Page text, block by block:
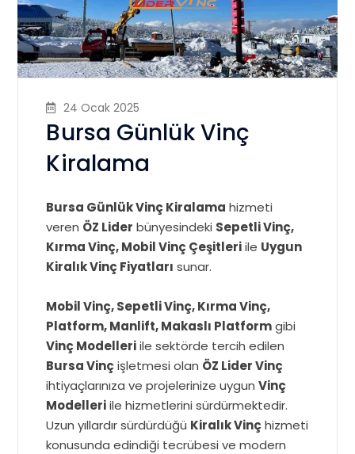
24 Ocak 2025
Bursa Günlük Vinç
Kiralama
Bursa Günlük Vinç Kiralama hizmeti
veren ÖZ Lider bünyesindeki Sepetli Vinç,
Kırma Vinç, Mobil Vinç Çeşitleriile Uygun
Kiralık Vinç Fiyatları sunar.
Mobil Vinç, Sepetli Vinç, Kırma Vinç,
Platform, Manlift, Makaslı Platformgibi
Vinç Modelleriile sektörde tercih edilen
Bursa Vinçişletmesi olan ÖZ Lider Vinç
ihtiyaçlarınıza ve projelerinize uygunVinç
Modelleriile hizmetlerini sürdürmektedir.
Uzun yıllardır sürdürdüğü Kiralık Vinçhizmeti
konusunda edindiği tecrübesi ve modern